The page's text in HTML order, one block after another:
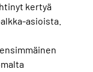
kertyä
asioista.